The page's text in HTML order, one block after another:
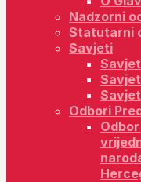
Nadzorni
Statutarni
Savjeti
Odbori